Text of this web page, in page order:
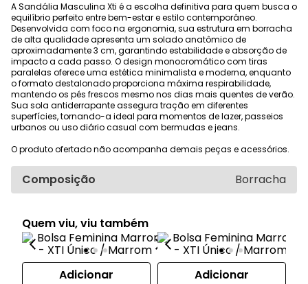
A Sandália Masculina Xti é a escolha definitiva para quem busca o
equilíbrio perfeito entre bem-estar e estilo contemporâneo.
Desenvolvida com foco na ergonomia, sua estrutura em borracha
de alta qualidade apresenta um solado anatômico de
aproximadamente 3 cm, garantindo estabilidade e absorção de
impacto a cada passo. O design monocromático com tiras
paralelas oferece uma estética minimalista e moderna, enquanto
o formato destalonado proporciona máxima respirabilidade,
mantendo os pés frescos mesmo nos dias mais quentes de verão.
Sua sola antiderrapante assegura tração em diferentes
superfícies, tornando-a ideal para momentos de lazer, passeios
urbanos ou uso diário casual com bermudas e jeans.
O produto ofertado não acompanha demais peças e acessórios.
Composição Borracha
Quem viu, viu também
Adicionar Adicionar